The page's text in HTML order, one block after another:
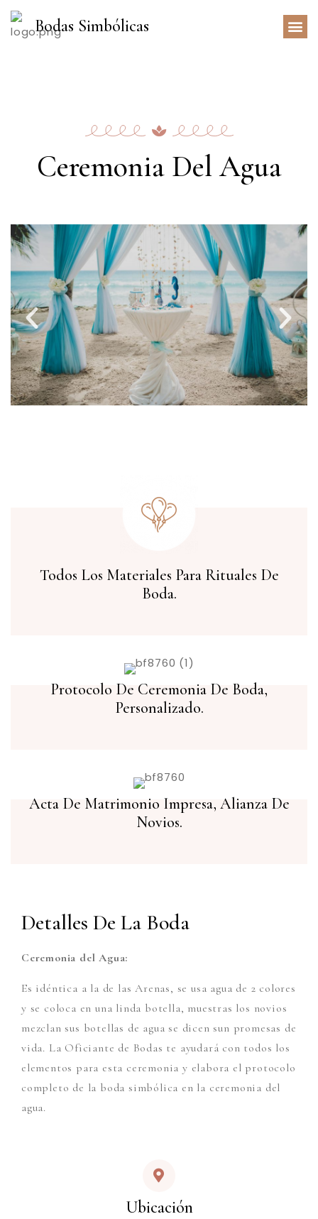
Bodas Simbólicas
Ceremonia Del Agua
Todos Los Materiales Para Rituales De
Boda.
Protocolo De Ceremonia De Boda,
Personalizado.
Acta De Matrimonio Impresa, Alianza De
Novios.
Detalles De La Boda
Ceremonia del Agua:
Es idéntica a la de las Arenas, se usa agua de 2 colores
y se coloca en una linda botella, muestras los novios
mezclan sus botellas de agua se dicen sun promesas de
vida. La Oficiante de Bodas te ayudará con todos los
elementos para esta ceremonia y elabora el protocolo
completo de la boda simbólica en la ceremonia del
agua.
Ubicación